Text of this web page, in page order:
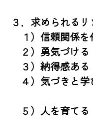
３．求められる
１）信頼関係
２）勇気づけ
３）納得感ある
４）気づきと学
５）人を育てる